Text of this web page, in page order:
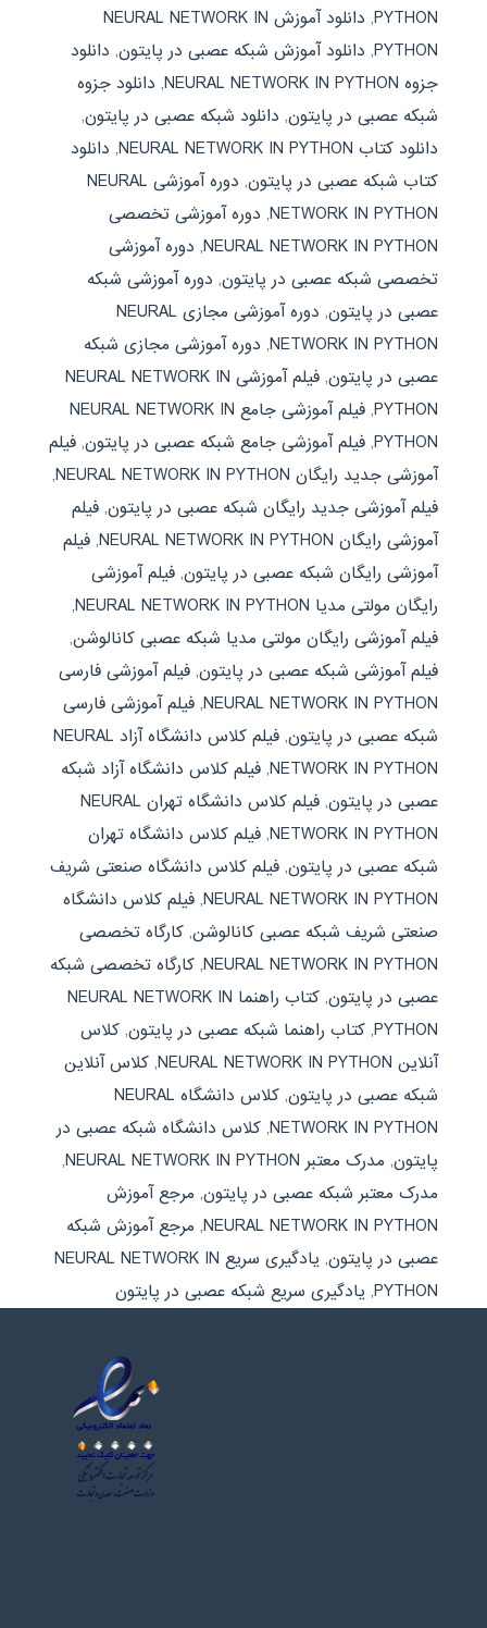
PYTHON
,
دانلود آموزش NEURAL NETWORK IN
PYTHON
, دانلود آموزش شبکه عصبی در پایتون, دانلود
جزوه NEURAL NETWORK IN PYTHON
, دانلود جزوه
شبکه عصبی در پایتون, دانلود شبکه عصبی در پایتون,
دانلود کتاب NEURAL NETWORK IN PYTHON
, دانلود
کتاب شبکه عصبی در پایتون,
دوره آموزشی NEURAL
NETWORK IN PYTHON
, دوره آموزشی تخصصی
NEURAL NETWORK IN PYTHON
, دوره آموزشی
تخصصی شبکه عصبی در پایتون, دوره آموزشی شبکه
عصبی در پایتون,
دوره آموزشی مجازی NEURAL
NETWORK IN PYTHON
, دوره آموزشی مجازی شبکه
عصبی در پایتون,
فیلم آموزشی NEURAL NETWORK IN
PYTHON
,
فیلم آموزشی جامع NEURAL NETWORK IN
PYTHON
, فیلم آموزشی جامع شبکه عصبی در پایتون, فیلم
آموزشی جدید رایگان NEURAL NETWORK IN PYTHON
,
فیلم آموزشی جدید رایگان شبکه عصبی در پایتون, فیلم
آموزشی رایگان NEURAL NETWORK IN PYTHON
, فیلم
آموزشی رایگان شبکه عصبی در پایتون, فیلم آموزشی
رایگان مولتی مدیا NEURAL NETWORK IN PYTHON
,
فیلم آموزشی رایگان مولتی مدیا شبکه عصبی کانالوشن,
فیلم آموزشی شبکه عصبی در پایتون, فیلم آموزشی فارسی
NEURAL NETWORK IN PYTHON
, فیلم آموزشی فارسی
شبکه عصبی در پایتون,
فیلم کلاس دانشگاه آزاد NEURAL
NETWORK IN PYTHON
, فیلم کلاس دانشگاه آزاد شبکه
عصبی در پایتون,
فیلم کلاس دانشگاه تهران NEURAL
NETWORK IN PYTHON
, فیلم کلاس دانشگاه تهران
شبکه عصبی در پایتون, فیلم کلاس دانشگاه صنعتی شریف
NEURAL NETWORK IN PYTHON
, فیلم کلاس دانشگاه
صنعتی شریف شبکه عصبی کانالوشن, کارگاه تخصصی
NEURAL NETWORK IN PYTHON
, کارگاه تخصصی شبکه
عصبی در پایتون,
کتاب راهنما NEURAL NETWORK IN
PYTHON
, کتاب راهنما شبکه عصبی در پایتون, کلاس
آنلاین NEURAL NETWORK IN PYTHON
, کلاس آنلاین
شبکه عصبی در پایتون,
کلاس دانشگاه NEURAL
NETWORK IN PYTHON
, کلاس دانشگاه شبکه عصبی در
پایتون, مدرک معتبر NEURAL NETWORK IN PYTHON
,
مدرک معتبر شبکه عصبی در پایتون, مرجع آموزش
NEURAL NETWORK IN PYTHON
, مرجع آموزش شبکه
عصبی در پایتون,
یادگیری سریع NEURAL NETWORK IN
PYTHON
, یادگیری سریع شبکه عصبی در پایتون